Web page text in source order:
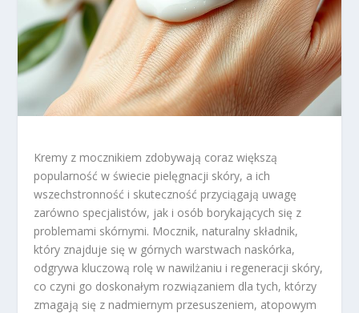
Kremy z mocznikiem zdobywają coraz większą
popularność w świecie pielęgnacji skóry, a ich
wszechstronność i skuteczność przyciągają uwagę
zarówno specjalistów, jak i osób borykających się z
problemami skórnymi. Mocznik, naturalny składnik,
który znajduje się w górnych warstwach naskórka,
odgrywa kluczową rolę w nawilżaniu i regeneracji skóry,
co czyni go doskonałym rozwiązaniem dla tych, którzy
zmagają się z nadmiernym przesuszeniem, atopowym